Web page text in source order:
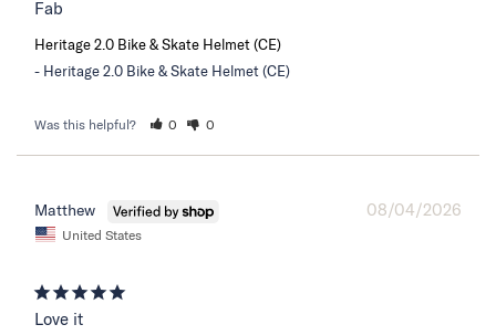
Fab
Heritage 2.0 Bike & Skate Helmet (CE)
Heritage 2.0 Bike & Skate Helmet (CE)
Was this helpful? 0 0
08/04/2026
Matthew
United States
Love it